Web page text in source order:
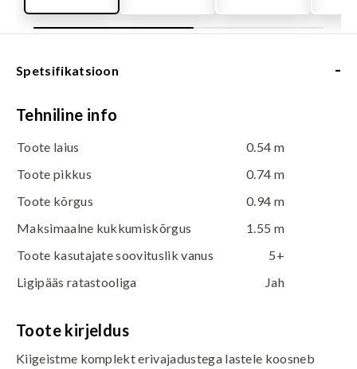
Spetsifikatsioon -
Tehniline info
Toote laius
0.54 m
Toote pikkus
0.74 m
Toote kõrgus
0.94 m
Maksimaalne kukkumiskõrgus
1.55 m
Toote kasutajate soovituslik vanus
5+
Ligipääs ratastooliga
Jah
Toote kirjeldus
Kiigeistme komplekt erivajadustega lastele koosneb